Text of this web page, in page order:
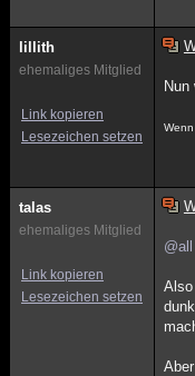
lillith
ehemaliges Mitglied
Link kopieren
Lesezeichen setzen
talas
ehemaliges Mitglied
Link kopieren
Lesezeichen setzen
@all